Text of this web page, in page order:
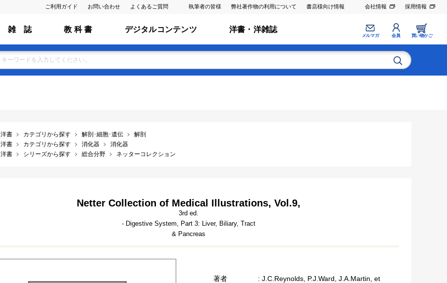
ご利用ガイド お問い合わせ よくあるご質問 執筆者の皆様 弊社著作物の利用について 書店様向け情報 会社情報 採用情報
雑 誌 教 科 書 デジタルコンテンツ 洋書・洋雑誌
メルマガ 会員 買い物かご
洋書 カテゴリから探す 解剖･細胞･遺伝
解剖
洋書 カテゴリから探す 消化器
消化器
洋書 シリーズから探す 総合分野 ネッターコレクション
Netter Collection of Medical Illustrations, Vol.9,
3rd ed.
- Digestive System, Part 3: Liver, Biliary, Tract
& Pancreas
著者
: J.C.Reynolds, P.J.Ward, J.A.Martin, et